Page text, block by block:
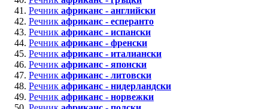
Речник африканс - английски
Речник африканс - есперанто
Речник африканс - испански
Речник африканс - френски
Речник африканс - италиански
Речник африканс - японски
Речник африканс - литовски
Речник африканс - нидерландски
Речник африканс - норвежки